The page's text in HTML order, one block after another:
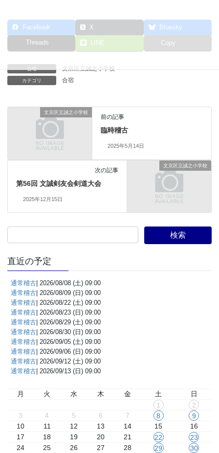
Facebook X Bluesky
Threads LINE Copy
会場 文京区立誠之小学校
カテゴリ 合宿
文京区立誠之小学校
前の記事
臨時稽古
2025年5月14日
文京区立誠之小学校
次の記事
第56回 文誠剣友会剣道大会
2025年12月15日
直近の予定
通常稽古 | 2026/08/08 (土) 09:00
通常稽古 | 2026/08/09 (日) 09:00
通常稽古 | 2026/08/22 (土) 09:00
通常稽古 | 2026/08/23 (日) 09:00
通常稽古 | 2026/08/29 (土) 09:00
通常稽古 | 2026/08/30 (日) 09:00
通常稽古 | 2026/09/05 (土) 09:00
通常稽古 | 2026/09/06 (日) 09:00
通常稽古 | 2026/09/12 (土) 09:00
通常稽古 | 2026/09/13 (日) 09:00
月 火 水 木 金 土
日
1
2
3
4 5 6 7 8
9
10
11 12 13 14 15
16
17
18 19 20 21 22
23
24
25 26 27 28 29
30